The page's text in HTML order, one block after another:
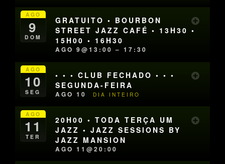
AGO
9
DOM
GRATUITO • BOURBON
STREET JAZZ CAFÉ • 13H30 •
15H00 • 16H30
AGO 9@13:00 – 17:30
AGO
10
SEG
• • • CLUB FECHADO • • •
SEGUNDA-FEIRA
AGO 10 DIA INTEIRO
AGO
11
TER
20H00 • TODA TERÇA UM
JAZZ • JAZZ SESSIONS BY
JAZZ MANSION
AGO 11@20:00